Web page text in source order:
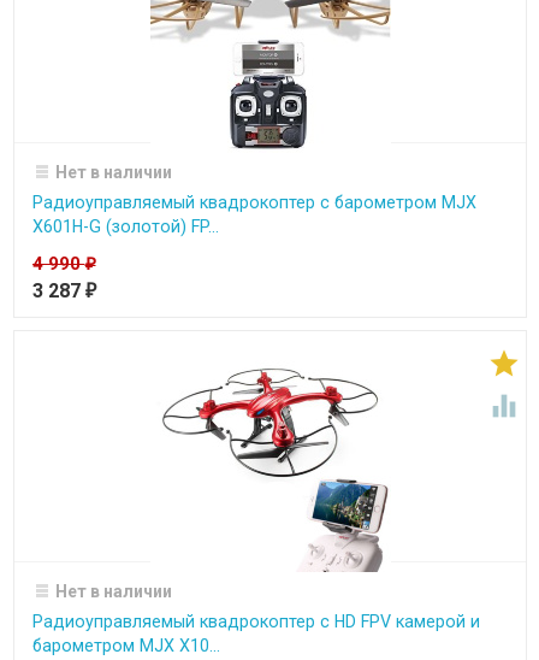
Нет в наличии
Радиоуправляемый квадрокоптер с барометром MJX
X601H-G (золотой) FP...
4 990₽
3 287 ₽


Нет в наличии
Радиоуправляемый квадрокоптер с HD FPV камерой и
барометром MJX X10...